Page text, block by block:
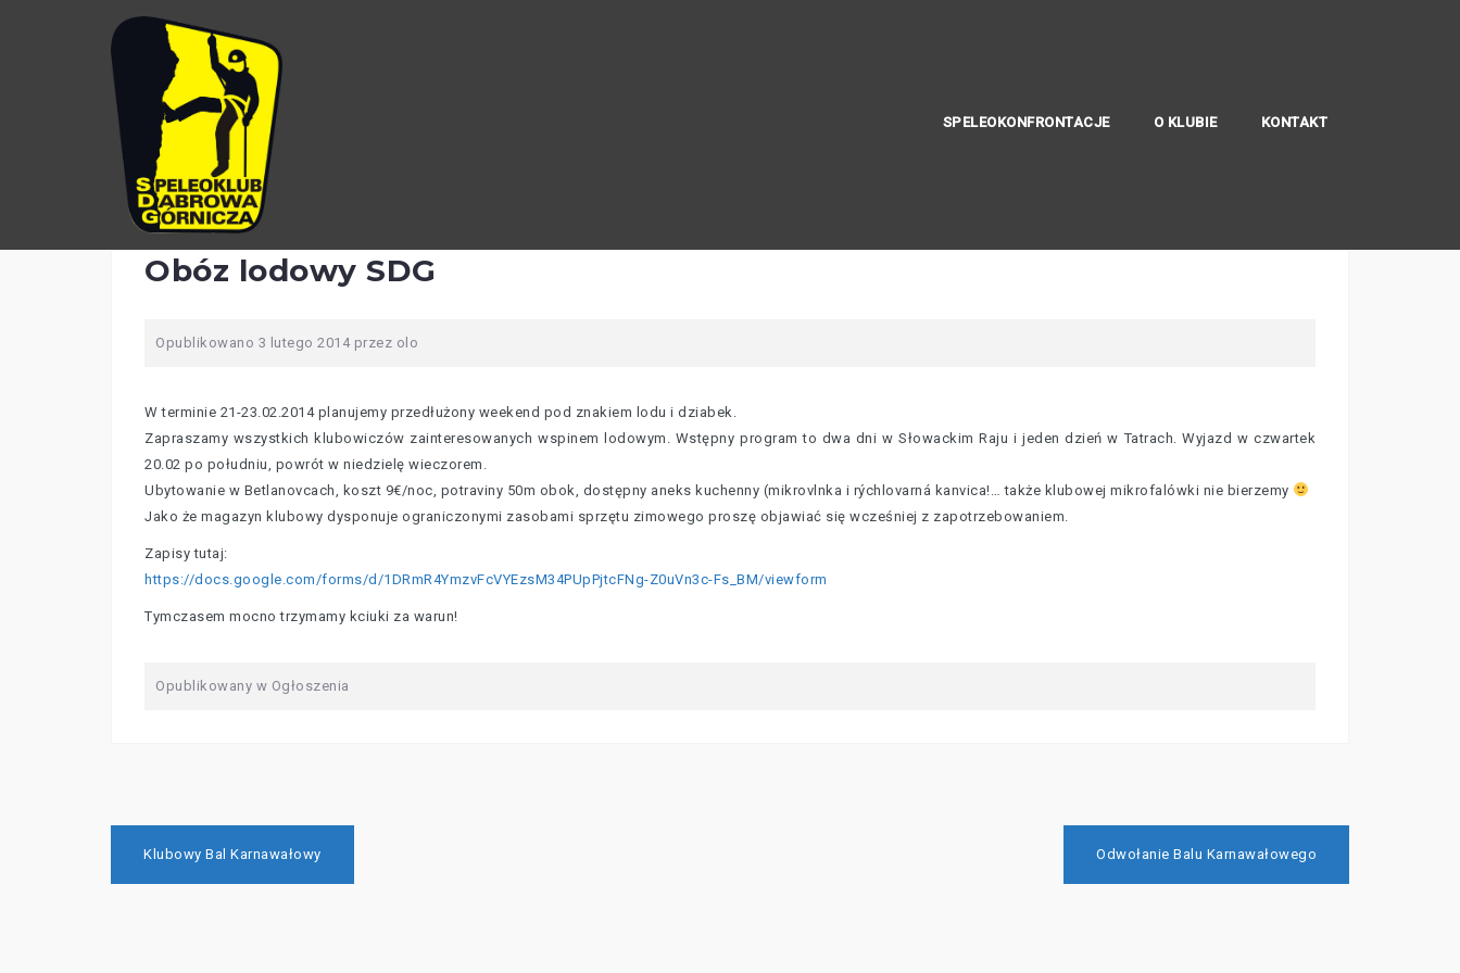
SPELEOKONFRONTACJE O KLUBIE KONTAKT
Obóz lodowy SDG
Opublikowano 3 lutego 2014przez olo
W terminie 21-23.02.2014 planujemy przedłużony weekend pod znakiem lodu i dziabek.
Zapraszamy wszystkich klubowiczów zainteresowanych wspinem lodowym. Wstępny program to dwa dni w Słowackim Raju i jeden dzień w Tatrach. Wyjazd w czwartek
20.02 po południu, powrót w niedzielę wieczorem.
Ubytowanie w Betlanovcach, koszt 9€/noc, potraviny 50m obok, dostępny aneks kuchenny (mikrovlnka i rýchlovarná kanvica!… także klubowej mikrofalówki nie bierzemy
Jako że magazyn klubowy dysponuje ograniczonymi zasobami sprzętu zimowego proszę objawiać się wcześniej z zapotrzebowaniem.
Zapisy tutaj:
https://docs.google.com/forms/d/1DRmR4YmzvFcVYEzsM34PUpPjtcFNg-Z0uVn3c-Fs_BM/viewform
Tymczasem mocno trzymamy kciuki za warun!
Opublikowany w Ogłoszenia
wpisu
Klubowy Bal Karnawałowy Odwołanie Balu Karnawałowego